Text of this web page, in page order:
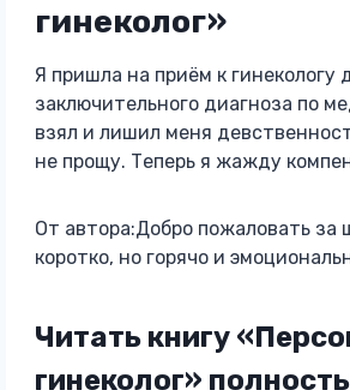
гинеколог»
Я пришла на приём к гинекологу
заключительного диагноза по
взял и лишил меня
не прощу. Теперь я жажду
От автора:Добро пожаловать за
коротко, но горячо и
Читать книгу
гинеколог»